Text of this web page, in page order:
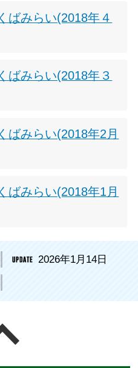
ばみらい(2018年４
ばみらい(2018年３
ばみらい(2018年2月
ばみらい(2018年1月
2026年1月14日